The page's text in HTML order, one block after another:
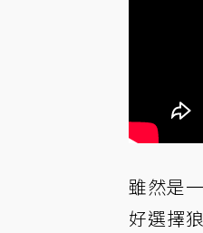
雖然是
好選擇